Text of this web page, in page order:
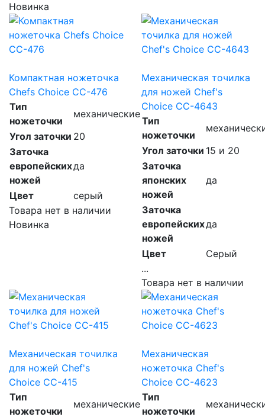
Новинка
Компактная ножеточка
Chefs Choice CC-476
Тип
ножеточки
механические
Угол заточки 20
Заточка
европейских
ножей
да
Цвет
серый
Товара нет в наличии
Новинка
Механическая точилка
для ножей Chef's
Choice CC-4643
Тип
ножеточки
Угол заточки 15 и 20
Заточка
японских
ножей
да
Заточка
европейских
ножей
да
Цвет
Серый
...
Товара нет в наличии
Механическая точилка
для ножей Chef's
Choice CC-415
Тип
ножеточки
механические
Механическая
ножеточка Chef's
Choice CC-4623
Тип
ножеточки